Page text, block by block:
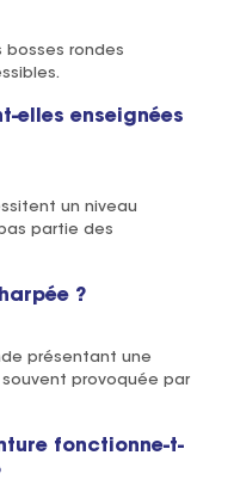
bosses rondes
elles enseignées
un niveau
partie des
?
présentant une
provoquée par
fonctionne-t-